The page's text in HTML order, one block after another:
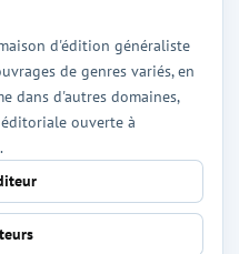
d'édition généraliste
de genres variés, en
dans d'autres domaines,
ouverte à